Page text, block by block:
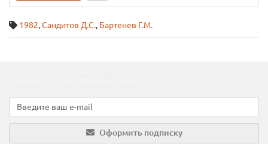
1982,Сандитов Д.С., Бартенев Г.М.
Оформить подписку